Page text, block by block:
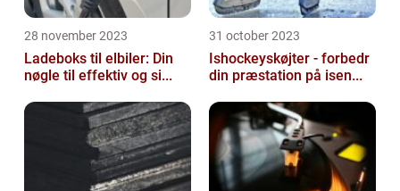
28 november 2023
Ladeboks til elbiler: Din
nøgle til effektiv og si...
31 october 2023
Ishockeyskøjter - forbedr
din præstation på isen...